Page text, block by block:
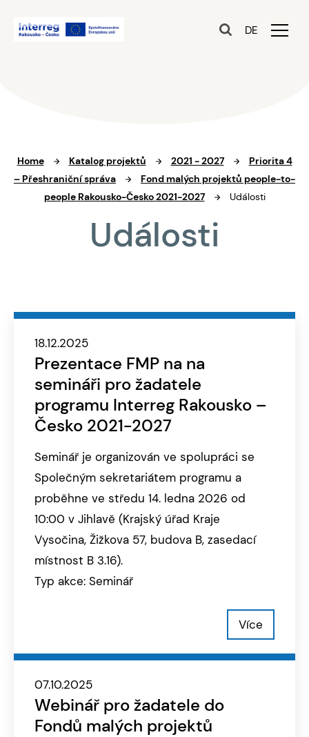
DE
Home Katalog projektů 2021 - 2027
Priorita 4
– Přeshraniční správa
Fond malých projektů people-to-
people Rakousko-Česko 2021-2027
Události
Události
18.12.2025
Prezentace FMP na na
semináři pro žadatele
programu Interreg Rakousko –
Česko 2021-2027
Seminář je organizován ve spolupráci se
Společným sekretariátem programu a
proběhne ve středu 14. ledna 2026 od
10:00 v Jihlavě (Krajský úřad Kraje
Vysočina, Žižkova 57, budova B, zasedací
místnost B 3.16).
Typ akce: Seminář
Více
07.10.2025
Webinář pro žadatele do
Fondů malých projektů